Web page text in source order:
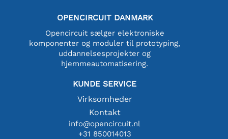
OPENCIRCUIT DANMARK
Opencircuit sælger elektroniske
komponenter og moduler til prototyping,
uddannelsesprojekter og
hjemmeautomatisering.
KUNDE SERVICE
Virksomheder
Kontakt
info@opencircuit.nl
+31 850014013